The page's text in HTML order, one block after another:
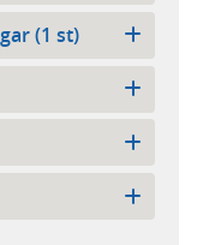
(1 st)